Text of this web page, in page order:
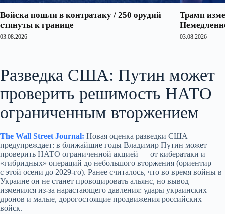
Войска пошли в контратаку / 250 орудий
стянуты к границе
03.08.2026
Трамп
03.08.2026
Разведка США: Путин может
проверить решимость НАТО
ограниченным вторжением
The Wall Street Journal: Новая оценка разведки США
предупреждает: в ближайшие годы Владимир Путин может
проверить НАТО ограниченной акцией — от кибератаки и
«гибридных» операций до небольшого вторжения (ориентир —
с этой осени до 2029‑го). Ранее считалось, что во время войны в
Украине он не станет провоцировать альянс, но вывод
изменился из‑за нарастающего давления: удары украинских
дронов и малые, дорогостоящие продвижения российских
войск.